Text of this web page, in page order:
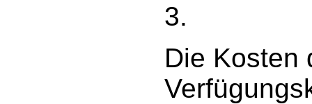
3.
Die Kosten